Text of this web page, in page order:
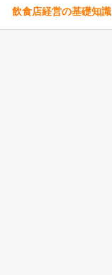
飲食店経営の基礎知識